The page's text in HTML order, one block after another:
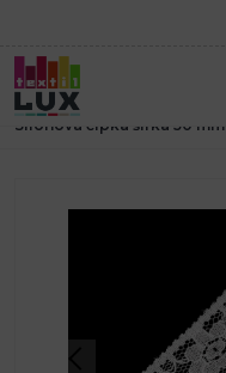
Úvod
Silónová čipka šírka 50 mm